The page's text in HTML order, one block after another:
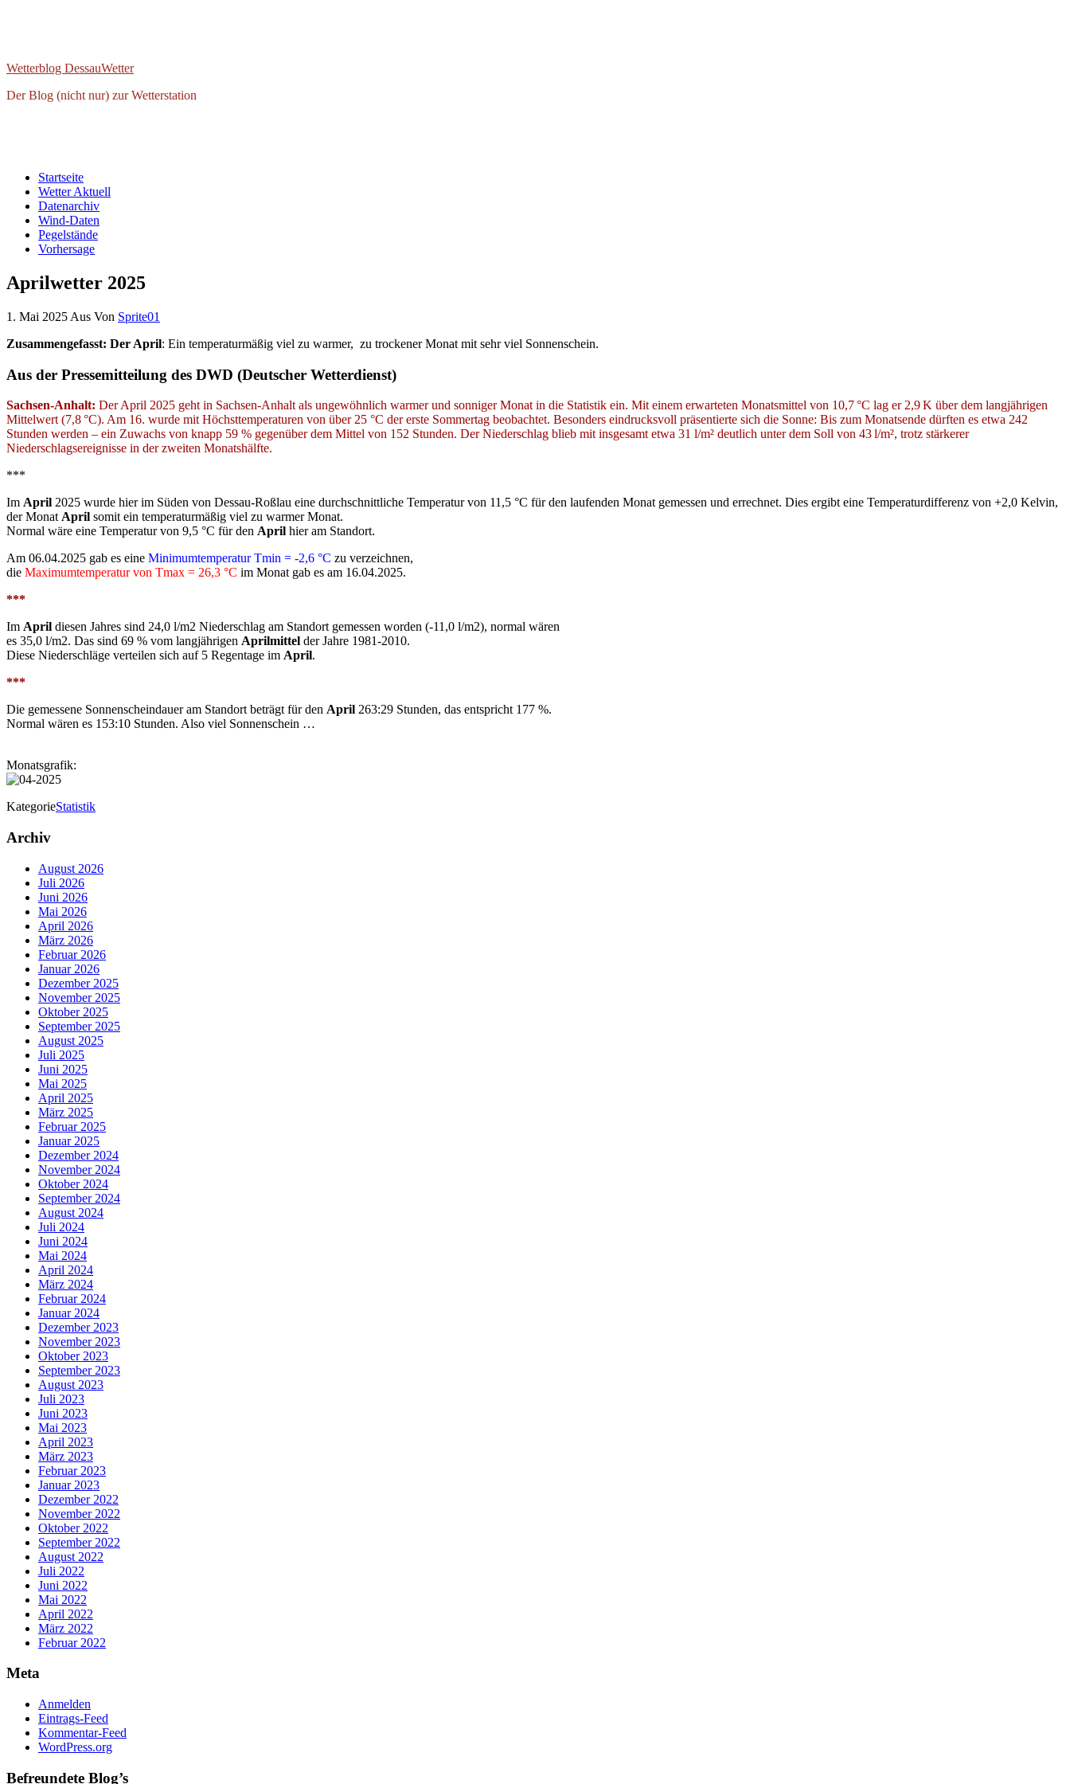
Wetterblog DessauWetter
Der Blog (nicht nur) zur Wetterstation
Startseite
Wetter Aktuell
Datenarchiv
Wind-Daten
Pegelstände
Vorhersage
Aprilwetter 2025
1. Mai 2025 Aus Von Sprite01
Zusammengefasst: Der April: Ein temperaturmäßig viel zu warmer, zu trockener Monat mit sehr viel Sonnenschein.
Aus der Pressemitteilung des DWD (Deutscher Wetterdienst)
Sachsen-Anhalt: Der April 2025 geht in Sachsen-Anhalt als ungewöhnlich warmer und sonniger Monat in die Statistik ein. Mit einem erwarteten Monatsmittel von 10,7 °C lag er 2,9 K über dem langjährigen
Mittelwert (7,8 °C). Am 16. wurde mit Höchsttemperaturen von über 25 °C der erste Sommertag beobachtet. Besonders eindrucksvoll präsentierte sich die Sonne: Bis zum Monatsende dürften es etwa 242
Stunden werden – ein Zuwachs von knapp 59 % gegenüber dem Mittel von 152 Stunden. Der Niederschlag blieb mit insgesamt etwa 31 l/m² deutlich unter dem Soll von 43 l/m², trotz stärkerer
Niederschlagsereignisse in der zweiten Monatshälfte.
***
Im April 2025 wurde hier im Süden von Dessau-Roßlau eine durchschnittliche Temperatur von 11,5 °C für den laufenden Monat gemessen und errechnet. Dies ergibt eine Temperaturdifferenz von +2,0 Kelvin,
der Monat April somit ein temperaturmäßig viel zu warmer Monat.
Normal wäre eine Temperatur von 9,5 °C für den April hier am Standort.
Am 06.04.2025 gab es eine Minimumtemperatur Tmin = -2,6 °C zu verzeichnen,
die Maximumtemperatur von Tmax = 26,3 °C im Monat gab es am 16.04.2025.
***
Im April diesen Jahres sind 24,0 l/m2 Niederschlag am Standort gemessen worden (-11,0 l/m2), normal wären
es 35,0 l/m2. Das sind 69 % vom langjährigen Aprilmittel der Jahre 1981-2010.
Diese Niederschläge verteilen sich auf 5 Regentage im April.
***
Die gemessene Sonnenscheindauer am Standort beträgt für den April 263:29 Stunden, das entspricht 177 %.
Normal wären es 153:10 Stunden. Also viel Sonnenschein …
Monatsgrafik:
KategorieStatistik
Archiv
August 2026
Juli 2026
Juni 2026
Mai 2026
April 2026
März 2026
Februar 2026
Januar 2026
Dezember 2025
November 2025
Oktober 2025
September 2025
August 2025
Juli 2025
Juni 2025
Mai 2025
April 2025
März 2025
Februar 2025
Januar 2025
Dezember 2024
November 2024
Oktober 2024
September 2024
August 2024
Juli 2024
Juni 2024
Mai 2024
April 2024
März 2024
Februar 2024
Januar 2024
Dezember 2023
November 2023
Oktober 2023
September 2023
August 2023
Juli 2023
Juni 2023
Mai 2023
April 2023
März 2023
Februar 2023
Januar 2023
Dezember 2022
November 2022
Oktober 2022
September 2022
August 2022
Juli 2022
Juni 2022
Mai 2022
April 2022
März 2022
Februar 2022
Meta
Anmelden
Eintrags-Feed
Kommentar-Feed
WordPress.org
Befreundete Blog’s